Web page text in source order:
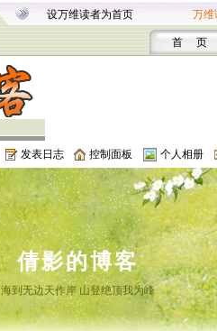
设万维读者为首页 万维
首 页
发表日志 控制面板 个人相册
倩影的博客
海到无边天作岸 山登绝顶我为峰